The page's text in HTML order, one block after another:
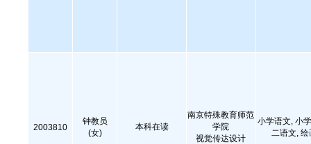
2003810
钟教员
(女)
本科在读
南京特殊教育师范
学院
视觉传达设计
小学语文, 小
二语文,